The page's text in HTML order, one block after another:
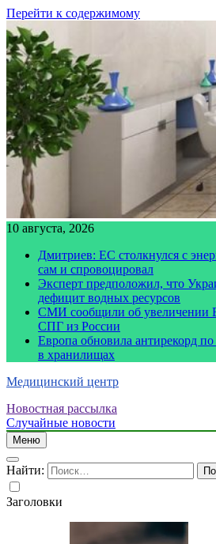
Перейти к содержимому
10 августа, 2026
Дмитриев: ЕС столкнулся с
сам и спровоцировал
Эксперт предположил, что
дефицит водных ресурсов
СМИ сообщили об увеличении
СПГ из России
Европа обновила антирекорд по
в хранилищах
Медицинский центр
Новостная рассылка
Случайные новости
Меню
Найти:
Заголовки